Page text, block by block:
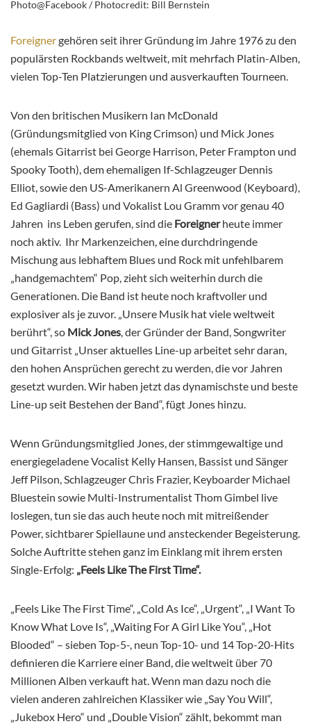
Photo@Facebook / Photocredit: Bill Bernstein
Foreignergehören seit ihrer Gründung im Jahre 1976 zu den
populärsten Rockbands weltweit, mit mehrfach Platin-Alben,
vielen Top-Ten Platzierungen und ausverkauften Tourneen.
Von den britischen Musikern Ian McDonald
(Gründungsmitglied von King Crimson) und Mick Jones
(ehemals Gitarrist bei George Harrison, Peter Frampton und
Spooky Tooth), dem ehemaligen If-Schlagzeuger Dennis
Elliot, sowie den US-Amerikanern Al Greenwood (Keyboard),
Ed Gagliardi (Bass) und Vokalist Lou Gramm vor genau 40
Jahren ins Leben gerufen, sind die Foreignerheute immer
noch aktiv. Ihr Markenzeichen, eine durchdringende
Mischung aus lebhaftem Blues und Rock mit unfehlbarem
„handgemachtem“ Pop, zieht sich weiterhin durch die
Generationen. Die Band ist heute noch kraftvoller und
explosiver als je zuvor. „Unsere Musik hat viele weltweit
berührt“, so Mick Jones, der Gründer der Band, Songwriter
und Gitarrist „Unser aktuelles Line-up arbeitet sehr daran,
den hohen Ansprüchen gerecht zu werden, die vor Jahren
gesetzt wurden. Wir haben jetzt das dynamischste und beste
Line-up seit Bestehen der Band“, fügt Jones hinzu.
Wenn Gründungsmitglied Jones, der stimmgewaltige und
energiegeladene Vocalist Kelly Hansen, Bassist und Sänger
Jeff Pilson, Schlagzeuger Chris Frazier, Keyboarder Michael
Bluestein sowie Multi-Instrumentalist Thom Gimbel live
loslegen, tun sie das auch heute noch mit mitreißender
Power, sichtbarer Spiellaune und ansteckender Begeisterung.
Solche Auftritte stehen ganz im Einklang mit ihrem ersten
Single-Erfolg: „Feels Like The First Time“.
„Feels Like The First Time“, „Cold As Ice“, „Urgent“, „I Want To
Know What Love Is“, „Waiting For A Girl Like You“, „Hot
Blooded“ – sieben Top-5-, neun Top-10- und 14 Top-20-Hits
definieren die Karriere einer Band, die weltweit über 70
Millionen Alben verkauft hat. Wenn man dazu noch die
vielen anderen zahlreichen Klassiker wie „Say You Will“,
„Jukebox Hero“ und „Double Vision“ zählt, bekommt man